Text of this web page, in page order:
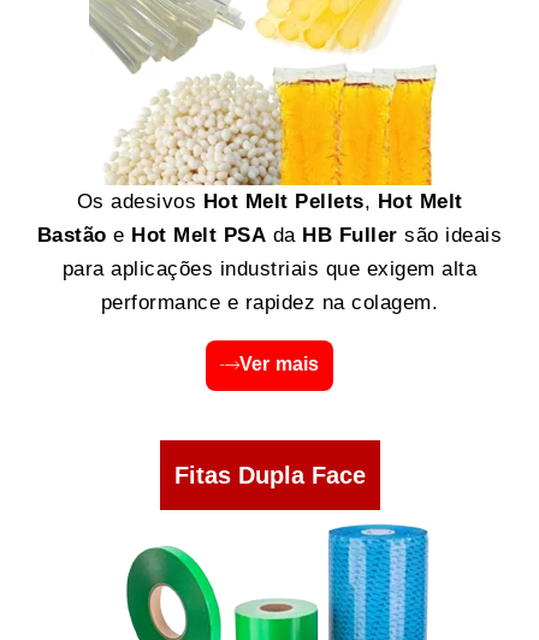
Os adesivos Hot Melt Pellets, Hot Melt
Bastão e Hot Melt PSA da HB Fuller são ideais
para aplicações industriais que exigem alta
performance e rapidez na colagem.
Ver mais
Fitas Dupla Face